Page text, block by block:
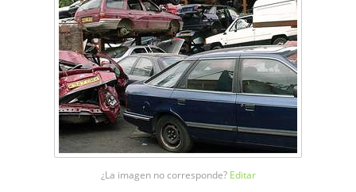
¿La imagen no corresponde? Editar